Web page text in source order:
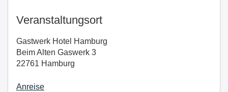
Veranstaltungsort
Gastwerk Hotel Hamburg
Beim Alten Gaswerk 3
22761 Hamburg
Anreise